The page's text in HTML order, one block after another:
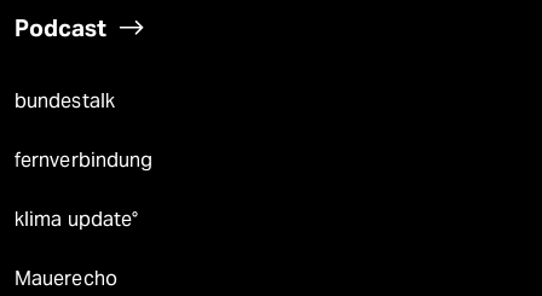
Podcast
bundestalk
fernverbindung
klima update°
Mauerecho